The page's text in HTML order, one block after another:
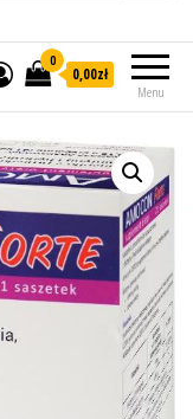
Menu
0
0,00zł